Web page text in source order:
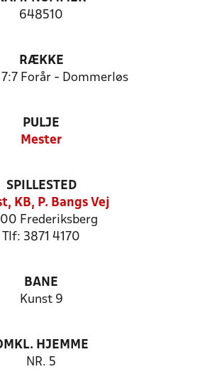
648510
RÆKKE
7:7 Forår - Dommerløs
PULJE
Mester
SPILLESTED
KB, P. Bangs Vej
Frederiksberg
Tlf: 3871 4170
BANE
Kunst 9
HJEMME
NR. 5